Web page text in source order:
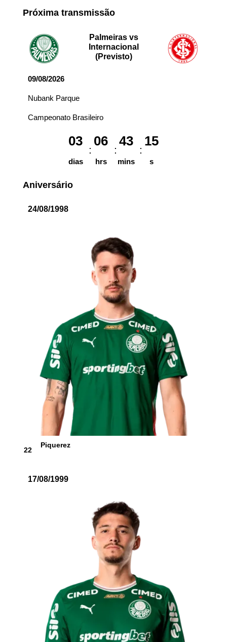
Próxima transmissão
Palmeiras vs
Internacional
(Previsto)
09/08/2026
Nubank Parque
Campeonato Brasileiro
03
dias
06
hrs
43
mins
15
s
Aniversário
24/08/1998
22
Piquerez
17/08/1999